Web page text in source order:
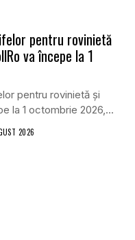
pentru rovinietă
va începe la 1
pentru rovinietă și
la 1 octombrie 2026,...
2026